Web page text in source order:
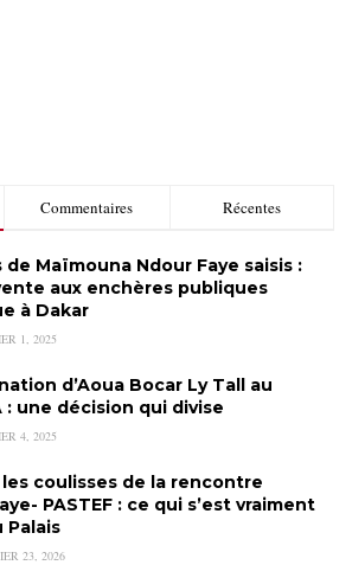
Commentaires Récentes
de Maïmouna Ndour Faye saisis :
aux enchères publiques
à Dakar
1, 2025
d’Aoua Bocar Ly Tall au
: une décision qui divise
4, 2025
les coulisses de la rencontre
PASTEF : ce qui s’est vraiment
Palais
23, 2026